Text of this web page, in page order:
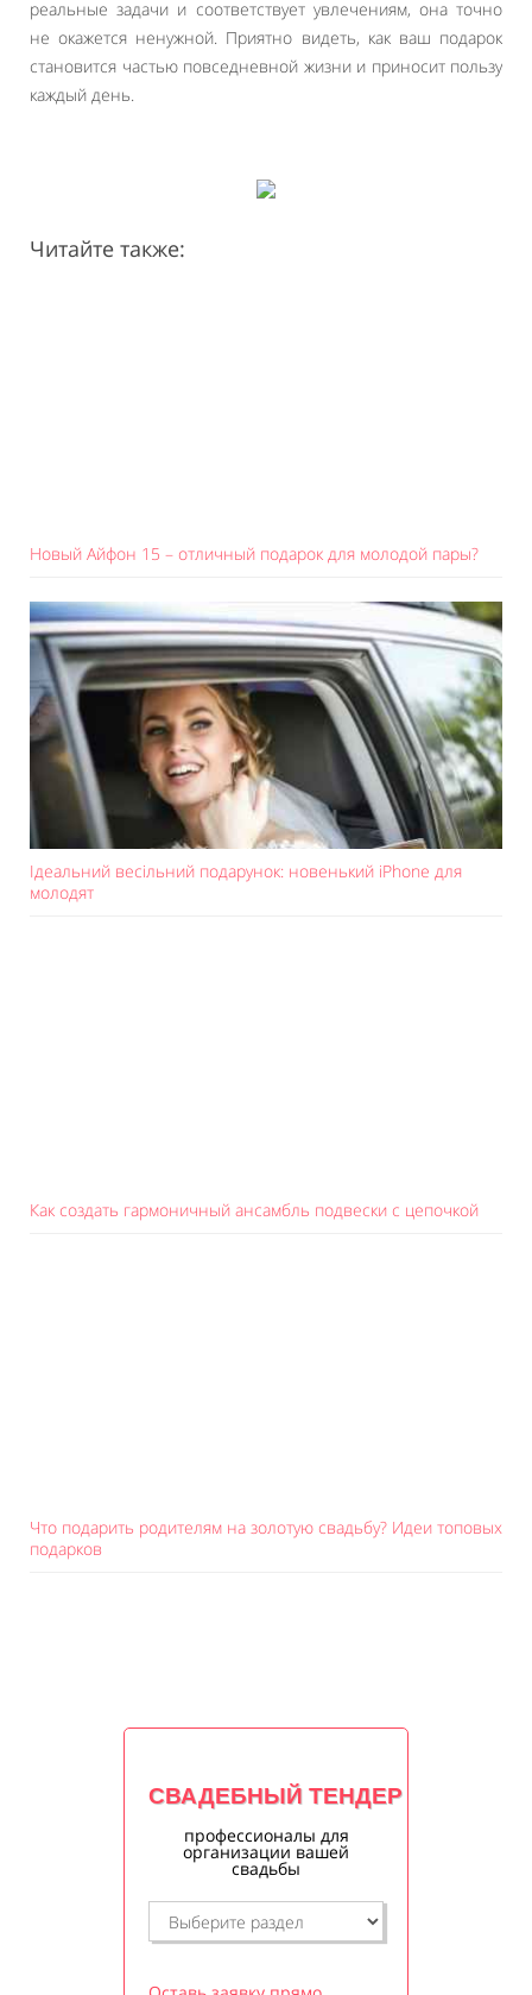
реальные задачи и соответствует увлечениям, она точно
не окажется ненужной. Приятно видеть, как ваш подарок
становится частью повседневной жизни и приносит пользу
каждый день.
Читайте также:
Новый Айфон 15 – отличный подарок для молодой пары?
Ідеальний весільний подарунок: новенький iPhone для
молодят
Как создать гармоничный ансамбль подвески с цепочкой
Что подарить родителям на золотую свадьбу? Идеи топовых
подарков
СВАДЕБНЫЙ ТЕНДЕР
профессионалы для
организации вашей
свадьбы